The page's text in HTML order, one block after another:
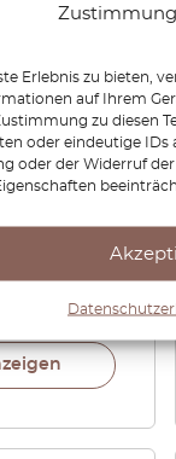
Erlebnis zu bieten,
auf Ihrem
zu diesen
oder eindeutige IDs
oder der Widerruf
/ XJ6 / XJR